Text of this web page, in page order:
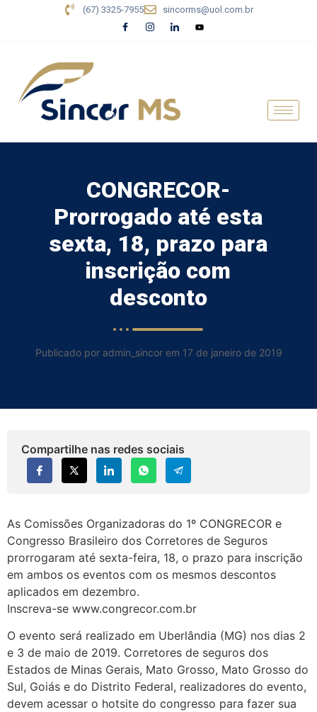
(67) 3325-7955 sincorms@uol.com.br
CONGRECOR-
Prorrogado até esta
sexta, 18, prazo para
inscrição com
desconto
Publicado por admin_sincor em 17 de janeiro de 2019
Compartilhe nas redes sociais
As Comissões Organizadoras do 1º CONGRECOR e
Congresso Brasileiro dos Corretores de Seguros
prorrogaram até sexta-feira, 18, o prazo para inscrição
em ambos os eventos com os mesmos descontos
aplicados em dezembro.
Inscreva-se www.congrecor.com.br
O evento será realizado em Uberlândia (MG) nos dias 2
e 3 de maio de 2019. Corretores de seguros dos
Estados de Minas Gerais, Mato Grosso, Mato Grosso do
Sul, Goiás e do Distrito Federal, realizadores do evento,
devem acessar o hotsite do congresso para fazer sua